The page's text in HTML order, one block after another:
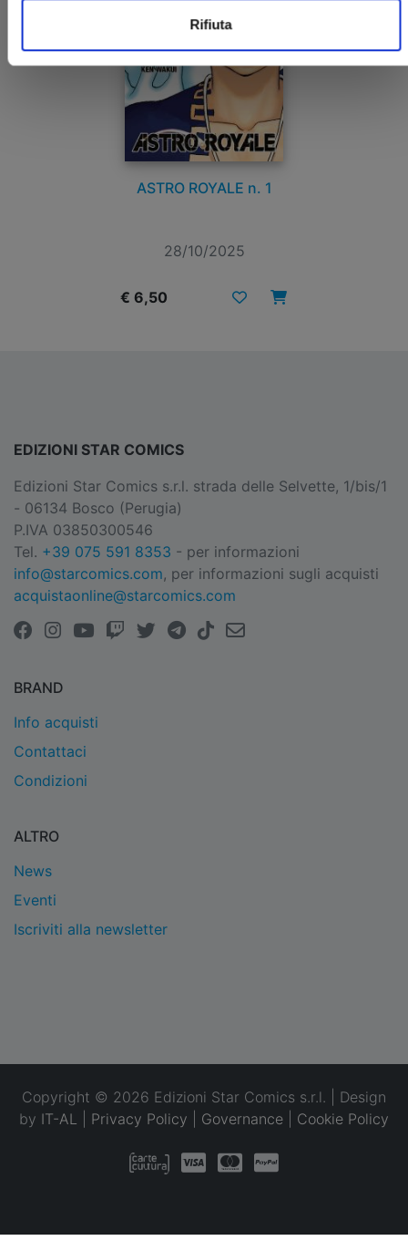
Rifiuta
ASTRO ROYALE n. 1
28/10/2025
€ 6,50
EDIZIONI STAR COMICS
Edizioni Star Comics s.r.l. strada delle Selvette, 1/bis/1
- 06134 Bosco (Perugia)
P.IVA 03850300546
Tel. +39 075 591 8353 - per informazioni
info@starcomics.com, per informazioni sugli acquisti
acquistaonline@starcomics.com
BRAND
Info acquisti
Contattaci
Condizioni
ALTRO
News
Eventi
Iscriviti alla newsletter
Copyright © 2026 Edizioni Star Comics s.r.l. | Design
by IT-AL Privacy Policy Governance Cookie Policy